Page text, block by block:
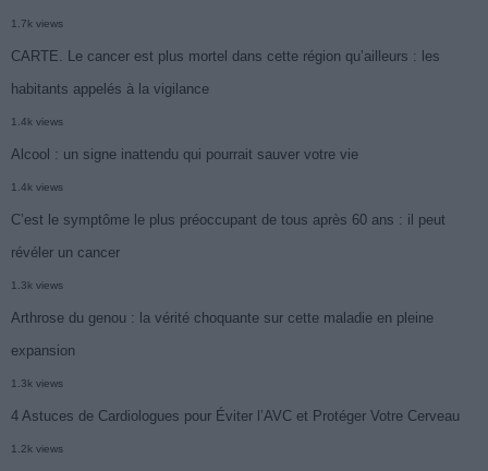
1.7k views
CARTE. Le cancer est plus mortel dans cette région qu’ailleurs : les
habitants appelés à la vigilance
1.4k views
Alcool : un signe inattendu qui pourrait sauver votre vie
1.4k views
C’est le symptôme le plus préoccupant de tous après 60 ans : il peut
révéler un cancer
1.3k views
Arthrose du genou : la vérité choquante sur cette maladie en pleine
expansion
1.3k views
4 Astuces de Cardiologues pour Éviter l’AVC et Protéger Votre Cerveau
1.2k views